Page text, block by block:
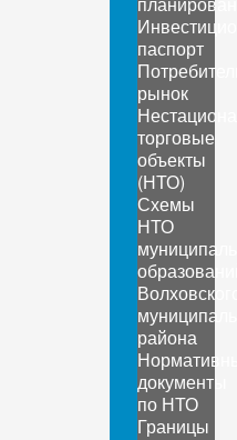
паспорт
рынок
торговые
объекты
(НТО)
Схемы
НТО
района
документы
по НТО
Границы